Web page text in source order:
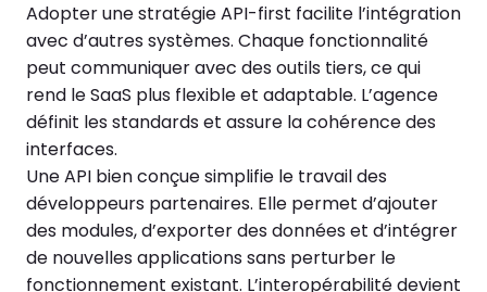
Adopter une stratégie API-first facilite l’intégration
avec d’autres systèmes. Chaque fonctionnalité
peut communiquer avec des outils tiers, ce qui
rend le SaaS plus flexible et adaptable. L’agence
définit les standards et assure la cohérence des
interfaces.
Une API bien conçue simplifie le travail des
développeurs partenaires. Elle permet d’ajouter
des modules, d’exporter des données et d’intégrer
de nouvelles applications sans perturber le
fonctionnement existant. L’interopérabilité devient